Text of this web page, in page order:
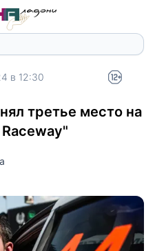
в 12:30
третье место на